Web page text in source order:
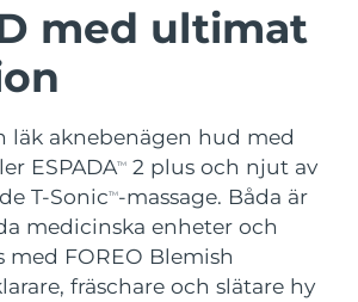
med ultimat
läk aknebenägen hud med
ESPADATM
2 plus och njut av
T-SonicTM-massage. Båda är
medicinska enheter och
med FOREO Blemish
fräschare och slätare hy